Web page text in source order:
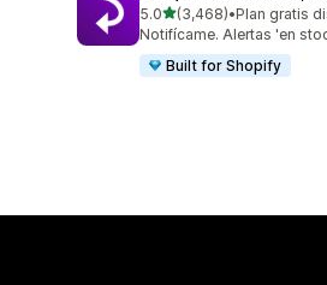
5.0de 5 estrellas
(3,468)
3468 reseñas en total
•Plan gratis
Notifícame. Alertas 'en
Built for Shopify